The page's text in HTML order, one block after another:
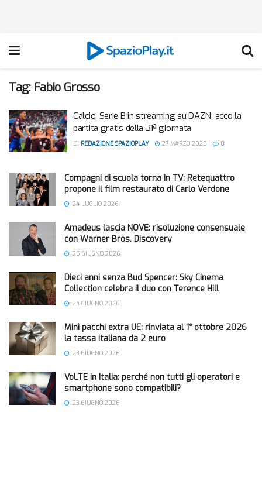
Tag: Fabio Grosso
Calcio, Serie B in streaming su DAZN: ecco la
partita gratis della 31ª giornata
DI REDAZIONE SPAZIOPLAY 27 MARZO 2025 0
Compagni di scuola torna in TV: Retequattro
propone il film restaurato di Carlo Verdone
24 LUGLIO 2026
Amadeus lascia NOVE: risoluzione consensuale
con Warner Bros. Discovery
26 GIUGNO 2026
Dieci anni senza Bud Spencer: Sky Cinema
Collection celebra il duo con Terence Hill
24 GIUGNO 2026
Mini pacchi extra UE: rinviata al 1° ottobre 2026
la tassa italiana da 2 euro
23 GIUGNO 2026
VoLTE in Italia: perché non tutti gli operatori e
smartphone sono compatibili?
23 GIUGNO 2026